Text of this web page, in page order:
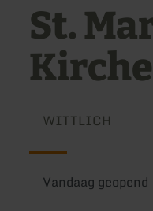
St.
WITTLICH
Vandaag geopend